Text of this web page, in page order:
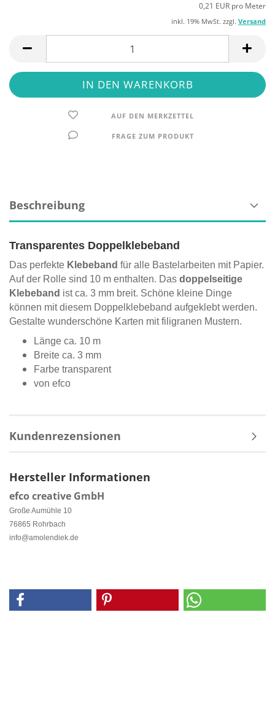
0,21 EUR pro Meter
inkl. 19% MwSt. zzgl. Versand
AUF DEN MERKZETTEL
FRAGE ZUM PRODUKT
Beschreibung
Transparentes Doppelklebeband
Das perfekte Klebeband für alle Bastelarbeiten mit Papier.
Auf der Rolle sind 10 m enthalten. Das doppelseitige
Klebeband ist ca. 3 mm breit. Schöne kleine Dinge
können mit diesem Doppelklebeband aufgeklebt werden.
Gestalte wunderschöne Karten mit filigranen Mustern.
Länge ca. 10 m
Breite ca. 3 mm
Farbe transparent
von efco
Kundenrezensionen
Hersteller Informationen
efco creative GmbH
Große Aumühle 10
76865 Rohrbach
info@amolendiek.de